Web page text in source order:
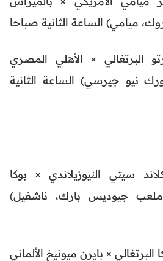
ميامي) الساعة الثانية صباحا
البرتغالي × الأهلي المصري
نيو جيرسي) الساعة الثانية
سيتي النيوزيلاندي × بوكا
(ملعب جيوديس بارك، ناشفيل)
البرتغالي × بايرن ميونيخ الألماني